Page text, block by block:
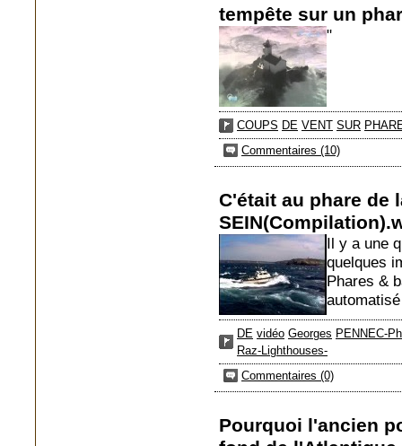
tempête sur un
"
COUPS DE VENT SUR
Commentaires (10)
C'était au phare de
Il y a une
quelques
Phares &
DE vidéo Georges PENNEC-
Raz-Lighthouses-
Commentaires (0)
Pourquoi l'ancien